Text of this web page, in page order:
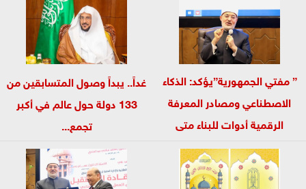
” مفتي الجمهورية”يؤكد: الذكاء
الاصطناعي ومصادر المعرفة
الرقمية أدوات للبناء متى
اقترنت...
غداً.. يبداً وصول المتسابقين من
133 دولة حول عالم في أكبر
تجمع...